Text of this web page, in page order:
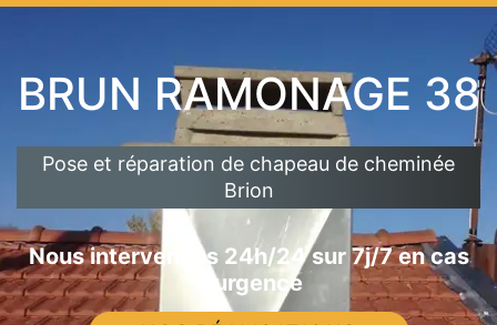
BRUN RAMONAGE 38
Pose et réparation de chapeau de cheminée
Brion
Nous intervenons 24h/24 sur 7j/7 en cas
d'urgence